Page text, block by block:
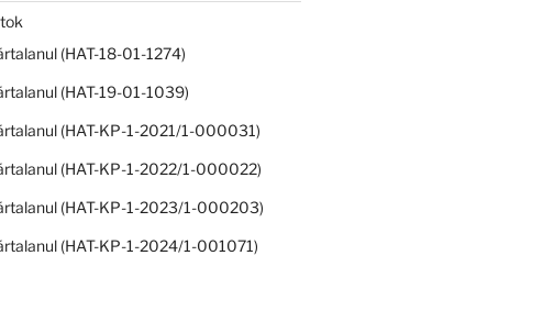
(HAT-18-01-1274)
(HAT-19-01-1039)
(HAT-KP-1-2021/1-000031)
(HAT-KP-1-2022/1-000022)
(HAT-KP-1-2023/1-000203)
(HAT-KP-1-2024/1-001071)